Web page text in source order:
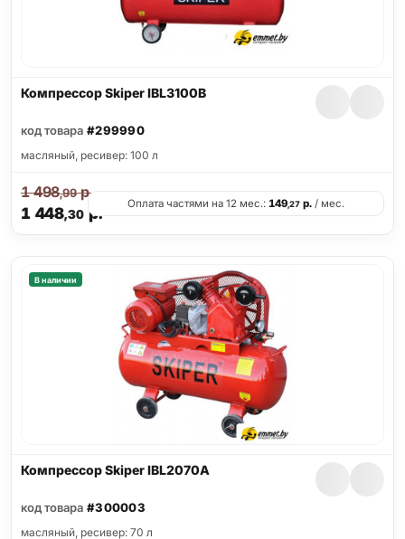
Компрессор Skiper IBL3100B
код товара #299990
масляный, ресивер: 100 л
1 448,30 р.
1 498,99р.
Оплата частями на 12 мес.: 149,27р./ мес.
В наличии
Компрессор Skiper IBL2070A
код товара #300003
масляный, ресивер: 70 л